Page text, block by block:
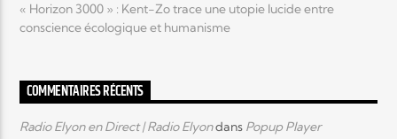
« Horizon 3000 » : Kent-Zo trace une utopie lucide entre
conscience écologique et humanisme
COMMENTAIRES RÉCENTS
Radio Elyon en Direct | Radio Elyondans Popup Player